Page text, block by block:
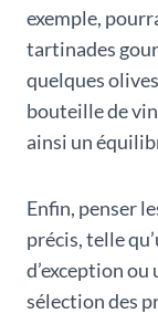
exemple,
tartinades
quelques
bouteille de
ainsi un
Enfin, penser
précis, telle
d’exception
sélection des